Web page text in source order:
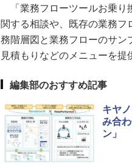
「業務フローツールお乗り
関する相談や、既存の業務
務階層図と業務フローのサン
見積もりなどのメニューを提
編集部のおすすめ記事
キヤ
み合
ン」